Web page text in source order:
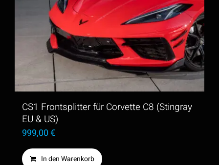
CS1 Frontsplitter für Corvette C8 (Stingray
EU & US)
999,00€
In den Warenkorb